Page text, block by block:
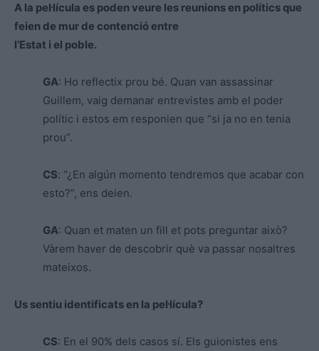
A la pel·lícula es poden veure les reunions en polítics que
feien de mur de contenció entre
l’Estat i el poble.
GA: Ho reflectix prou bé. Quan van assassinar
Guillem, vaig demanar entrevistes amb el poder
polític i estos em responien que “si ja no en tenia
prou”.
CS: “¿En algún momento tendremos que acabar con
esto?”, ens deien.
GA: Quan et maten un fill et pots preguntar això?
Vàrem haver de descobrir què va passar nosaltres
mateixos.
Us sentiu identificats en la pel·lícula?
CS: En el 90% dels casos sí. Els guionistes ens